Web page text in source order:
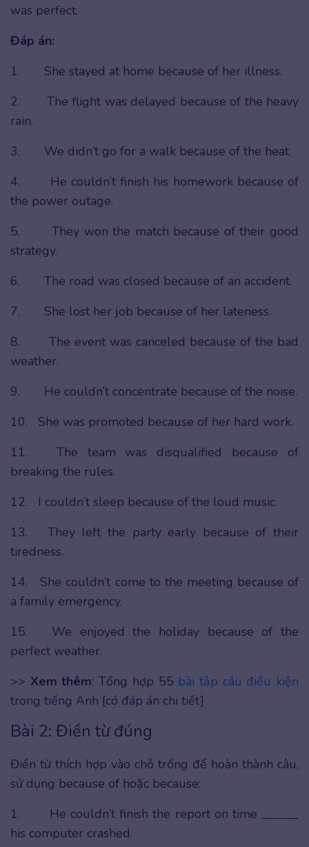
was perfect.
Đáp án:
1. She stayed at home because of her illness.
2. The flight was delayed because of the heavy
rain.
3. We didn’t go for a walk because of the heat.
4. He couldn’t finish his homework because of
the power outage.
5. They won the match because of their good
strategy.
6. The road was closed because of an accident.
7. She lost her job because of her lateness.
8. The event was canceled because of the bad
weather.
9. He couldn’t concentrate because of the noise.
10. She was promoted because of her hard work.
11. The team was disqualified because of
breaking the rules.
12. I couldn’t sleep because of the loud music.
13. They left the party early because of their
tiredness.
14. She couldn’t come to the meeting because of
a family emergency.
15. We enjoyed the holiday because of the
perfect weather.
>> Xem thêm: Tổng hợp 55 bài tập câu điều kiện
trong tiếng Anh [có đáp án chi tiết]
Bài 2: Điền từ đúng
Điền từ thích hợp vào chỗ trống để hoàn thành câu,
sử dụng because of hoặc because:
1. He couldn’t finish the report on time ______
his computer crashed.